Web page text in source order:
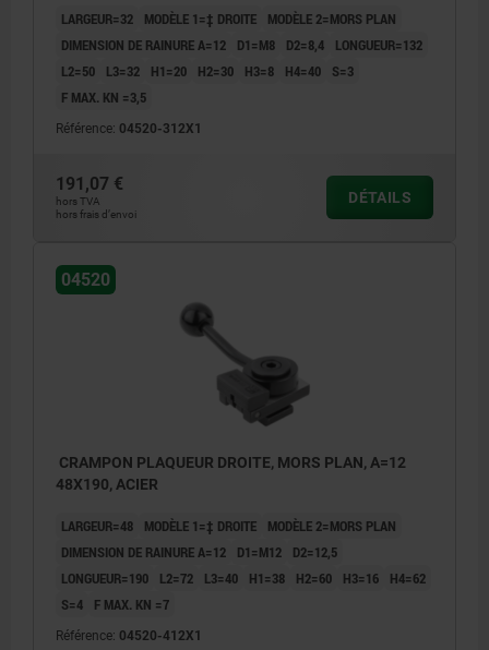
LARGEUR=32 MODÈLE 1=‡ DROITE
MODÈLE 2=MORS PLAN
DIMENSION DE RAINURE A=12
D1=M8 D2=8,4
LONGUEUR=132
L2=50
L3=32 H1=20 H2=30 H3=8 H4=40
S=3
F MAX. KN =3,5
Référence: 04520-312X1
191,07 €
hors TVA
hors frais d’envoi
DÉTAILS
04520
CRAMPON PLAQUEUR DROITE, MORS PLAN, A=12
48X190, ACIER
LARGEUR=48 MODÈLE 1=‡ DROITE
MODÈLE 2=MORS PLAN
DIMENSION DE RAINURE A=12
D1=M12
D2=12,5
LONGUEUR=190
L2=72 L3=40 H1=38 H2=60 H3=16
H4=62
S=4
F MAX. KN =7
Référence: 04520-412X1